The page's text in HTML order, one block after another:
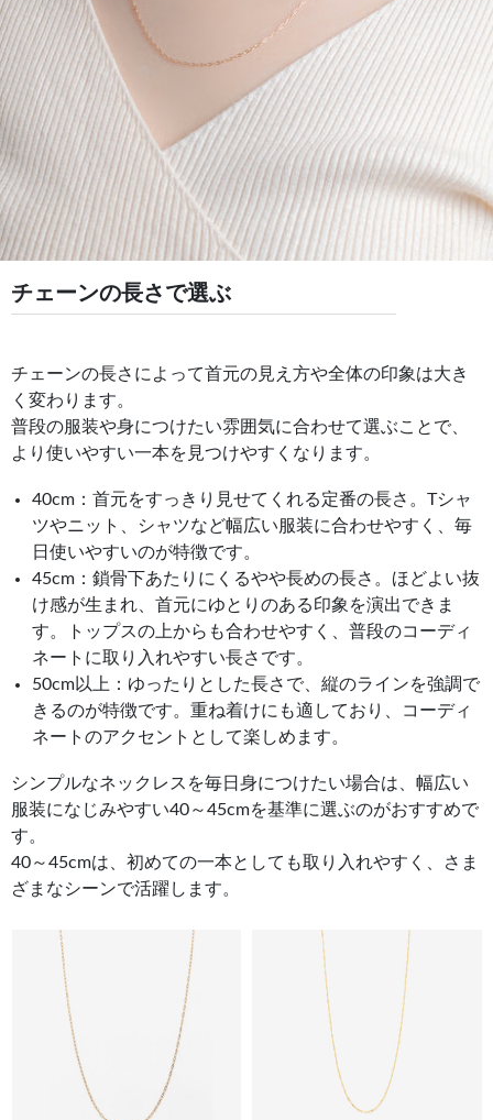
チェーンの長さで選ぶ
チェーンの長さによって首元の見え方や全体の印象は大き
く変わります。
普段の服装や身につけたい雰囲気に合わせて選ぶことで、
より使いやすい一本を見つけやすくなります。
40cm：首元をすっきり見せてくれる定番の長さ。Tシャ
ツやニット、シャツなど幅広い服装に合わせやすく、毎
日使いやすいのが特徴です。
45cm：鎖骨下あたりにくるやや長めの長さ。ほどよい抜
け感が生まれ、首元にゆとりのある印象を演出できま
す。トップスの上からも合わせやすく、普段のコーディ
ネートに取り入れやすい長さです。
50cm以上：ゆったりとした長さで、縦のラインを強調で
きるのが特徴です。重ね着けにも適しており、コーディ
ネートのアクセントとして楽しめます。
シンプルなネックレスを毎日身につけたい場合は、幅広い
服装になじみやすい40～45cmを基準に選ぶのがおすすめで
す。
40～45cmは、初めての一本としても取り入れやすく、さま
ざまなシーンで活躍します。